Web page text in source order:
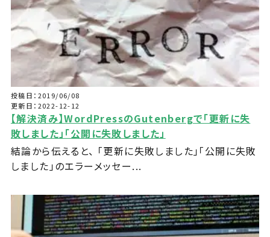
投稿日：2019/06/08
更新日：2022-12-12
【解決済み】WordPressのGutenbergで「更新に失
敗しました」「公開に失敗しました」
結論から伝えると、 「更新に失敗しました」「公開に失敗
しました」のエラーメッセー...